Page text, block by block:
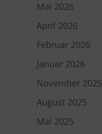
Mai 2026
April 2026
Februar 2026
Januar 2026
November 2025
August 2025
Mai 2025